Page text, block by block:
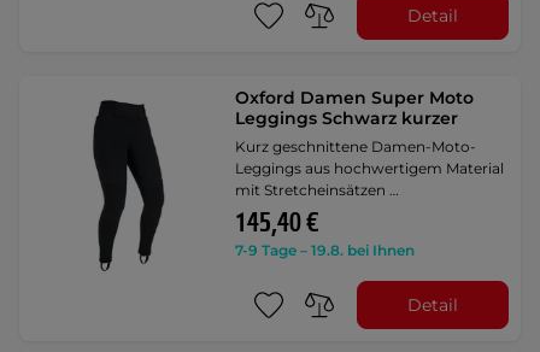
Detail
Oxford Damen Super Moto
Leggings Schwarz kurzer
Kurz geschnittene Damen-Moto-
Leggings aus hochwertigem Material
mit Stretcheinsätzen …
145,40 €
7-9 Tage – 19.8. bei Ihnen
Detail